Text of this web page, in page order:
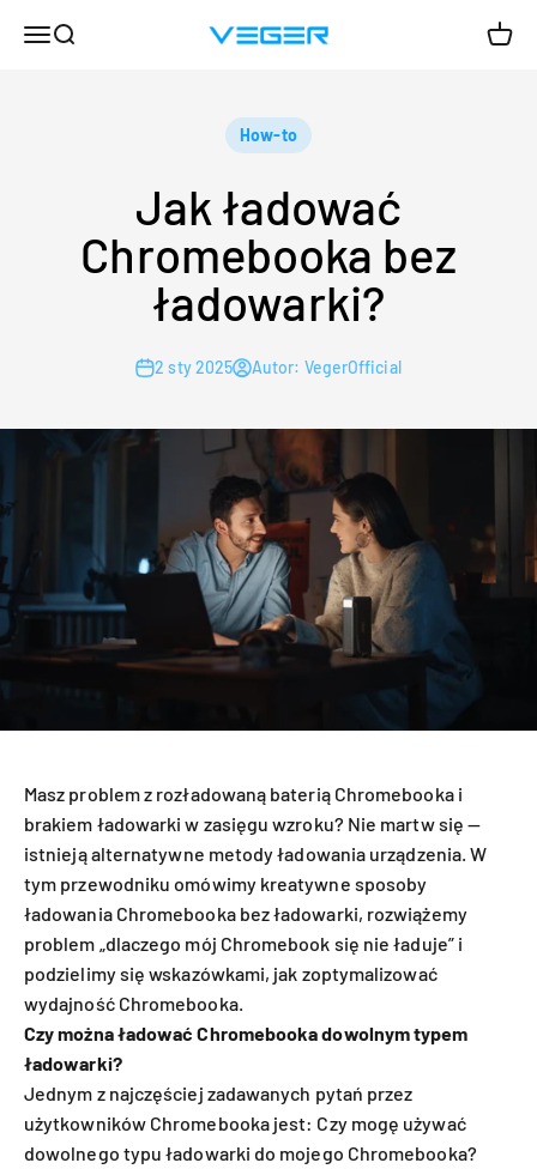
MenuSzukaj VEGER
How-to
Jak ładować
Chromebooka bez
ładowarki?
2 sty 2025 Autor: VegerOfficial
Masz problem z rozładowaną baterią Chromebooka i
brakiem ładowarki w zasięgu wzroku? Nie martw się —
istnieją alternatywne metody ładowania urządzenia. W
tym przewodniku omówimy kreatywne sposoby
ładowania Chromebooka bez ładowarki, rozwiążemy
problem „dlaczego mój Chromebook się nie ładuje” i
podzielimy się wskazówkami, jak zoptymalizować
wydajność Chromebooka.
Czy można ładować Chromebooka dowolnym typem
ładowarki?
Jednym z najczęściej zadawanych pytań przez
użytkowników Chromebooka jest: Czy mogę używać
dowolnego typu ładowarki do mojego Chromebooka?